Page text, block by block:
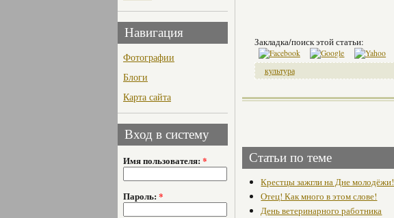
Навигация
Фотографии
Блоги
Карта сайта
Вход в систему
Имя пользователя: *
Пароль: *
Закладка/поиск этой статьи:
культура
Статьи по теме
Крестцы зажгли на Дне молодёжи!
Отец! Как много в этом слове!
День ветеринарного работника